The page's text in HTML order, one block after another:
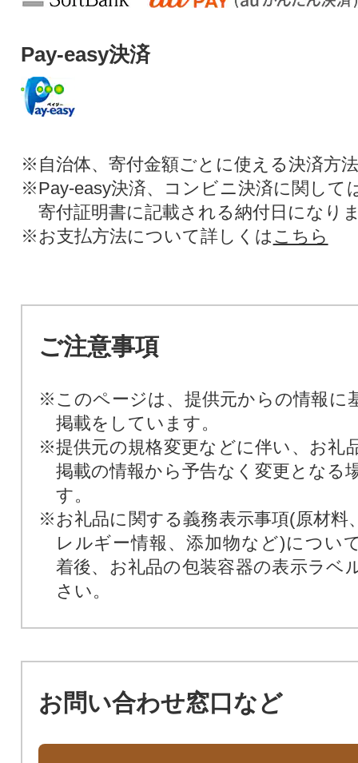
Pay-easy決済
※自治体、寄付金額ごとに使える決済方
※Pay-easy決済、コンビニ決済に関して
寄付証明書に記載される納付日になり
※お支払方法について詳しくは こちら
ご注意事項
※このページは、提供元からの情報に
掲載をしています。
※提供元の規格変更などに伴い、お礼
掲載の情報から予告なく変更となる
す。
※お礼品に関する義務表示事項(原材料
レルギー情報、添加物など)につい
着後、お礼品の包装容器の表示ラベ
さい。
お問い合わせ窓口など